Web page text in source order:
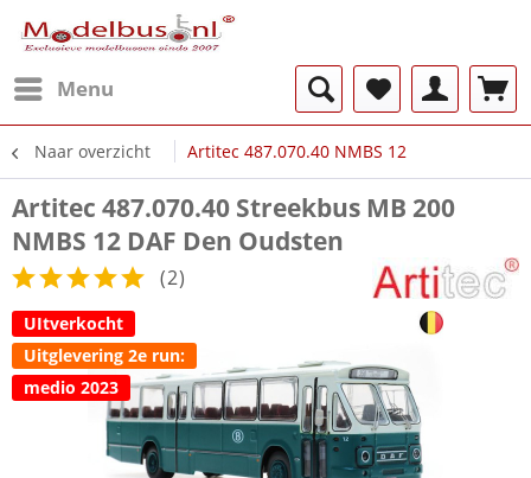
Menu
Naar overzicht Artitec 487.070.40 NMBS 12
Artitec 487.070.40 Streekbus MB 200
NMBS 12 DAF Den Oudsten
(2)
UItverkocht
Uitglevering 2e run:
medio 2023